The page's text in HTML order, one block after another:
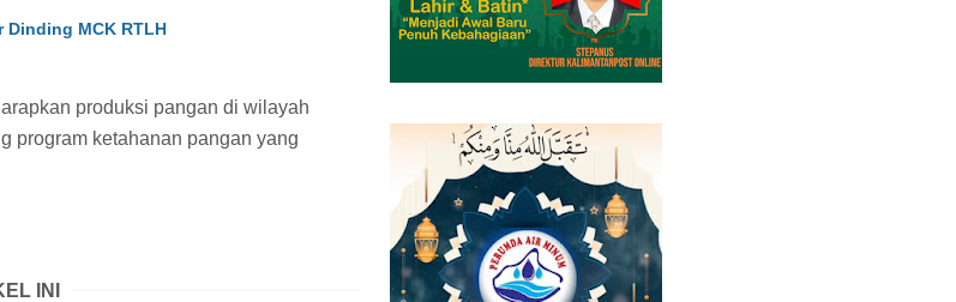
Dinding MCK RTLH
produksi pangan di wilayah
program ketahanan pangan yang
INI